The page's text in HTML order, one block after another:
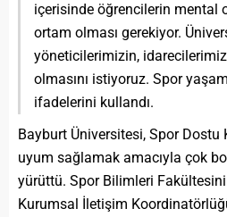
içerisinde öğrencilerin mental
ortam olması gerekiyor.
yöneticilerimizin,
olmasını istiyoruz. Spor
ifadelerini kullandı.
Bayburt Üniversitesi, Spor Dostu
uyum sağlamak amacıyla çok
yürüttü. Spor Bilimleri
Kurumsal İletişim